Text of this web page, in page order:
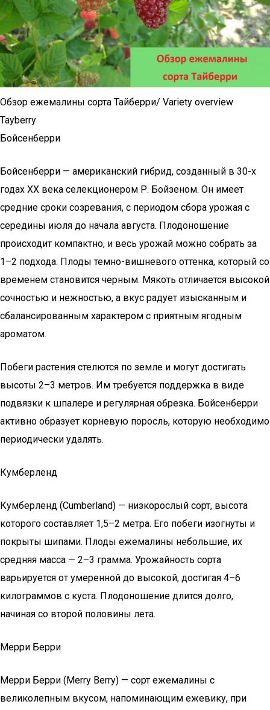
Обзор ежемалины сорта Тайберри/ Variety overview
Tayberry
Бойсенберри
Бойсенберри — американский гибрид, созданный в 30-х
годах XX века селекционером Р. Бойзеном. Он имеет
средние сроки созревания, с периодом сбора урожая с
середины июля до начала августа. Плодоношение
происходит компактно, и весь урожай можно собрать за
1–2 подхода. Плоды темно-вишневого оттенка, который со
временем становится черным. Мякоть отличается высокой
сочностью и нежностью, а вкус радует изысканным и
сбалансированным характером с приятным ягодным
ароматом.
Побеги растения стелются по земле и могут достигать
высоты 2–3 метров. Им требуется поддержка в виде
подвязки к шпалере и регулярная обрезка. Бойсенберри
активно образует корневую поросль, которую необходимо
периодически удалять.
Кумберленд
Кумберленд (Cumberland) — низкорослый сорт, высота
которого составляет 1,5–2 метра. Его побеги изогнуты и
покрыты шипами. Плоды ежемалины небольшие, их
средняя масса — 2–3 грамма. Урожайность сорта
варьируется от умеренной до высокой, достигая 4–6
килограммов с куста. Плодоношение длится долго,
начиная со второй половины лета.
Мерри Берри
Мерри Берри (Merry Berry) — сорт ежемалины с
великолепным вкусом, напоминающим ежевику, при